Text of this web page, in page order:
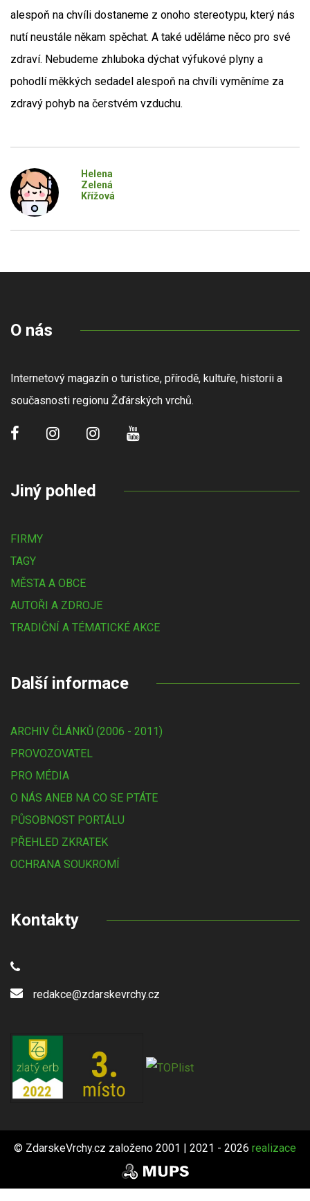
alespoň na chvíli dostaneme z onoho stereotypu, který nás
nutí neustále někam spěchat. A také uděláme něco pro své
zdraví. Nebudeme zhluboka dýchat výfukové plyny a
pohodlí měkkých sedadel alespoň na chvíli vyměníme za
zdravý pohyb na čerstvém vzduchu.
Helena
Zelená
Křížová
O nás
Internetový magazín o turistice, přírodě, kultuře, historii a
současnosti regionu Žďárských vrchů.
Jiný pohled
FIRMY
TAGY
MĚSTA A OBCE
AUTOŘI A ZDROJE
TRADIČNÍ A TÉMATICKÉ AKCE
Další informace
ARCHIV ČLÁNKŮ (2006 - 2011)
PROVOZOVATEL
PRO MÉDIA
O NÁS ANEB NA CO SE PTÁTE
PŮSOBNOST PORTÁLU
PŘEHLED ZKRATEK
OCHRANA SOUKROMÍ
Kontakty
redakce@zdarskevrchy.cz
© ZdarskeVrchy.cz založeno 2001 | 2021 - 2026 realizace